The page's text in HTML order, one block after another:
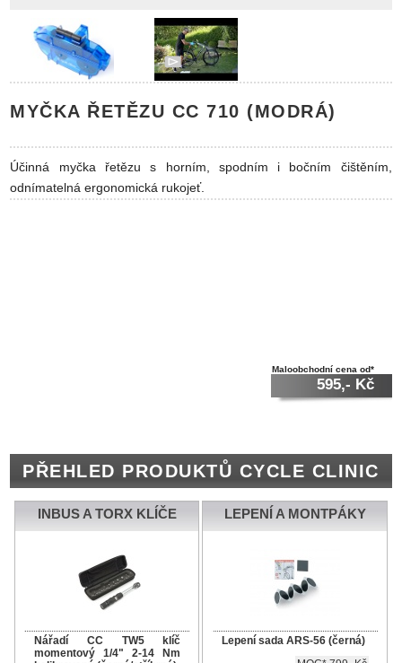
MYČKA ŘETĚZU CC 710 (MODRÁ)
Účinná myčka řetězu s horním, spodním i bočním čištěním,
odnímatelná ergonomická rukojeť.
Maloobchodní cena od*
595,- Kč
PŘEHLED PRODUKTŮ CYCLE CLINIC
INBUS A TORX KLÍČE
Nářadí CC TW5 klíč
momentový 1/4" 2-14 Nm
LEPENÍ A MONTPÁKY
Lepení sada ARS-56 (černá)